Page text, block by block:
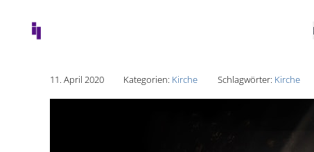
11. April 2020 Kategorien: Kirche Schlagwörter: Kirche